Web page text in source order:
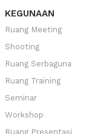
KEGUNAAN
Ruang Meeting
Shooting
Ruang Serbaguna
Ruang Training
Seminar
Workshop
Ruang Presentasi